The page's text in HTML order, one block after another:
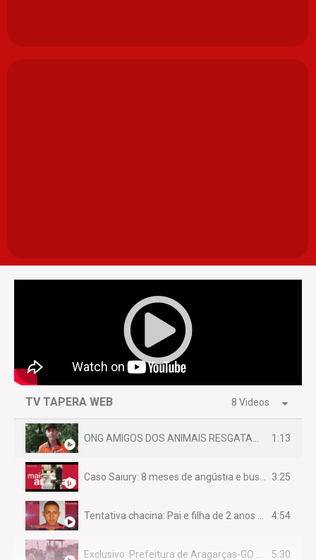
TV TAPERA WEB 8 Videos
1:13
3:25
4:54
5:30